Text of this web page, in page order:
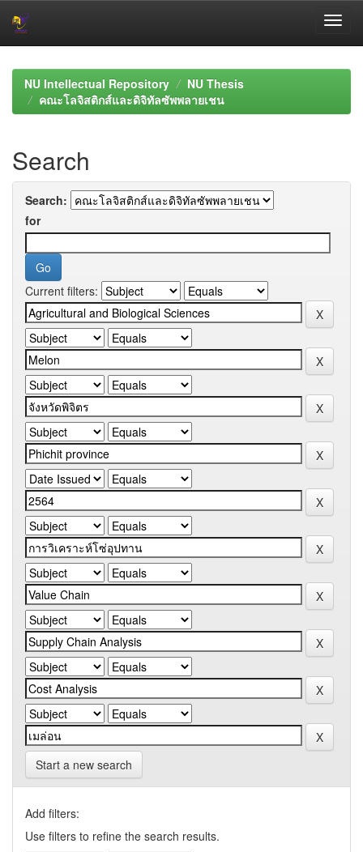
navigationNU Intellectual Repository
NU Thesis
คณะโลจิสติกส์และดิจิทัลซัพพลายเชน
Search
Search:
for
Current filters:
Start a new search
Add filters:
Use filters to refine the search results.